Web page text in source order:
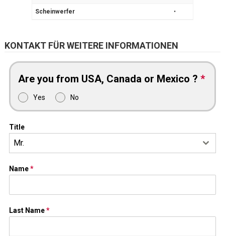
Scheinwerfer •
KONTAKT FÜR WEITERE INFORMATIONEN
Are you from USA, Canada or Mexico ? *
Yes No
Title
Mr.
Name*
Last Name*